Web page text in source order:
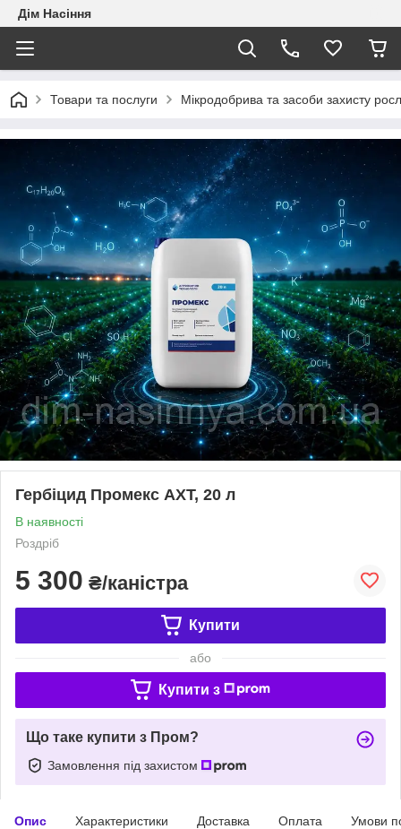
Дім Насіння
Товари та послуги Мікродобрива та засоби захисту
Гербіцид Промекс АХТ, 20 л
В наявності
Роздріб
5 300 ₴/каністра
Купити
або
Купити з
Що таке купити з Пром?
Замовлення під захистом
Опис Характеристики Доставка Оплата Умови